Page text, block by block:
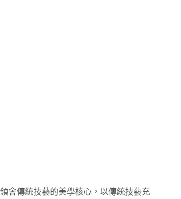
會傳統技藝的美學核心，以傳統技藝充